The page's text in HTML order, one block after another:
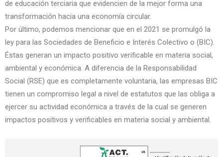
de educación terciaria que evidencien de la mejor forma una
transformación hacia una economía circular.
Por último, podemos mencionar que en el 2021 se promulgó la
ley para las Sociedades de Beneficio e Interés Colectivo o (BIC).
Éstas generan un impacto positivo verificable en materia social,
ambiental y económica. A diferencia de la Responsabilidad
Social (RSE) que es completamente voluntaria, las empresas BIC
tienen un compromiso legal a nivel de estatutos que las obliga a
ejercer su actividad económica a través de la cual se generen
impactos positivos y verificables en materia social y ambiental.